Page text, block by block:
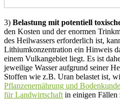
3) Belastung mit potentiell
den Kosten und der enormen
des Heilwassers erforderlich ist,
Lithiumkonzentration ein Hinweis
einem Vulkangebiet liegt. Es ist
jeweilige Wasser aufgrund seiner
Stoffen wie z.B. Uran belastet ist,
Pflanzenernährung und
für Landwirtschaft in einigen Fällen